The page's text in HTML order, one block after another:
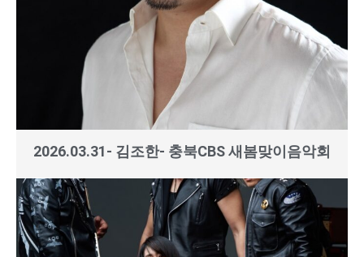
2026.03.31- 김조한- 충북CBS 새봄맞이음악회